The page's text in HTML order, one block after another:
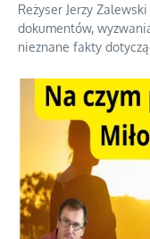
Reżyser Jerzy
dokumentów,
nieznane fakty